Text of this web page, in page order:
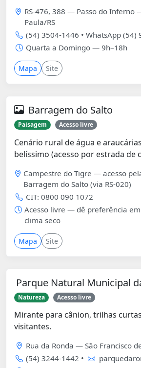
RS-476, 388 — Passo do Inferno
Paula/RS
(54) 3504-1446 • WhatsApp (54)
Quarta a Domingo — 9h–18h
Mapa Site
Barragem do Salto
Paisagem Acesso livre
Cenário rural de água e
belíssimo (acesso por estrada de
Campestre do Tigre — acesso
Barragem do Salto (via RS-020)
CIT: 0800 090 1072
Acesso livre — dê preferência
clima seco
Mapa Site
Parque Natural Municipal
Natureza Acesso livre
Mirante para cânion, trilhas
visitantes.
Rua da Ronda — São Francisco
(54) 3244-1442 •